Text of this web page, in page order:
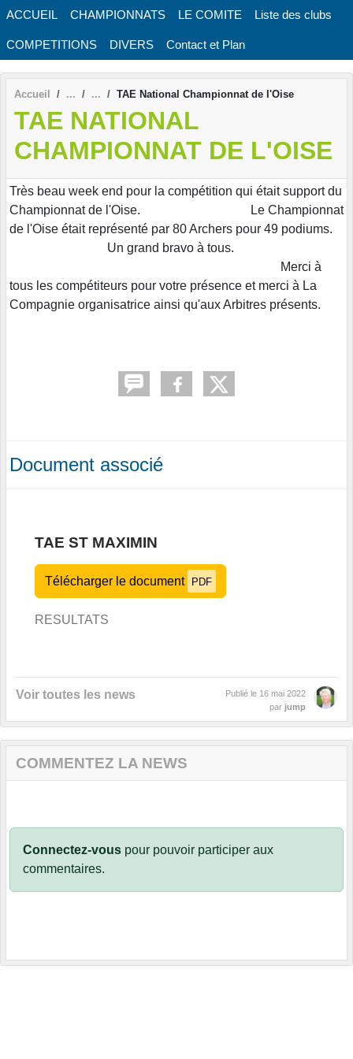
ACCUEIL CHAMPIONNATS LE COMITE Liste des clubs
COMPETITIONS DIVERS Contact et Plan
Accueil TAE National Championnat de l'Oise
TAE NATIONAL
CHAMPIONNAT DE L'OISE
Très beau week end pour la compétition qui était support du
Championnat de l'Oise. Le Championnat
de l'Oise était représenté par 80 Archers pour 49 podiums.
Un grand bravo à tous.
Merci à
tous les compétiteurs pour votre présence et merci à La
Compagnie organisatrice ainsi qu'aux Arbitres présents.
Document associé
TAE ST MAXIMIN
Télécharger le document PDF
RESULTATS
Voir toutes les news Publié le 16 mai 2022
par jump
COMMENTEZ LA NEWS
Connectez-vous pour pouvoir participer aux
commentaires.
Panneau de gestion des cookies